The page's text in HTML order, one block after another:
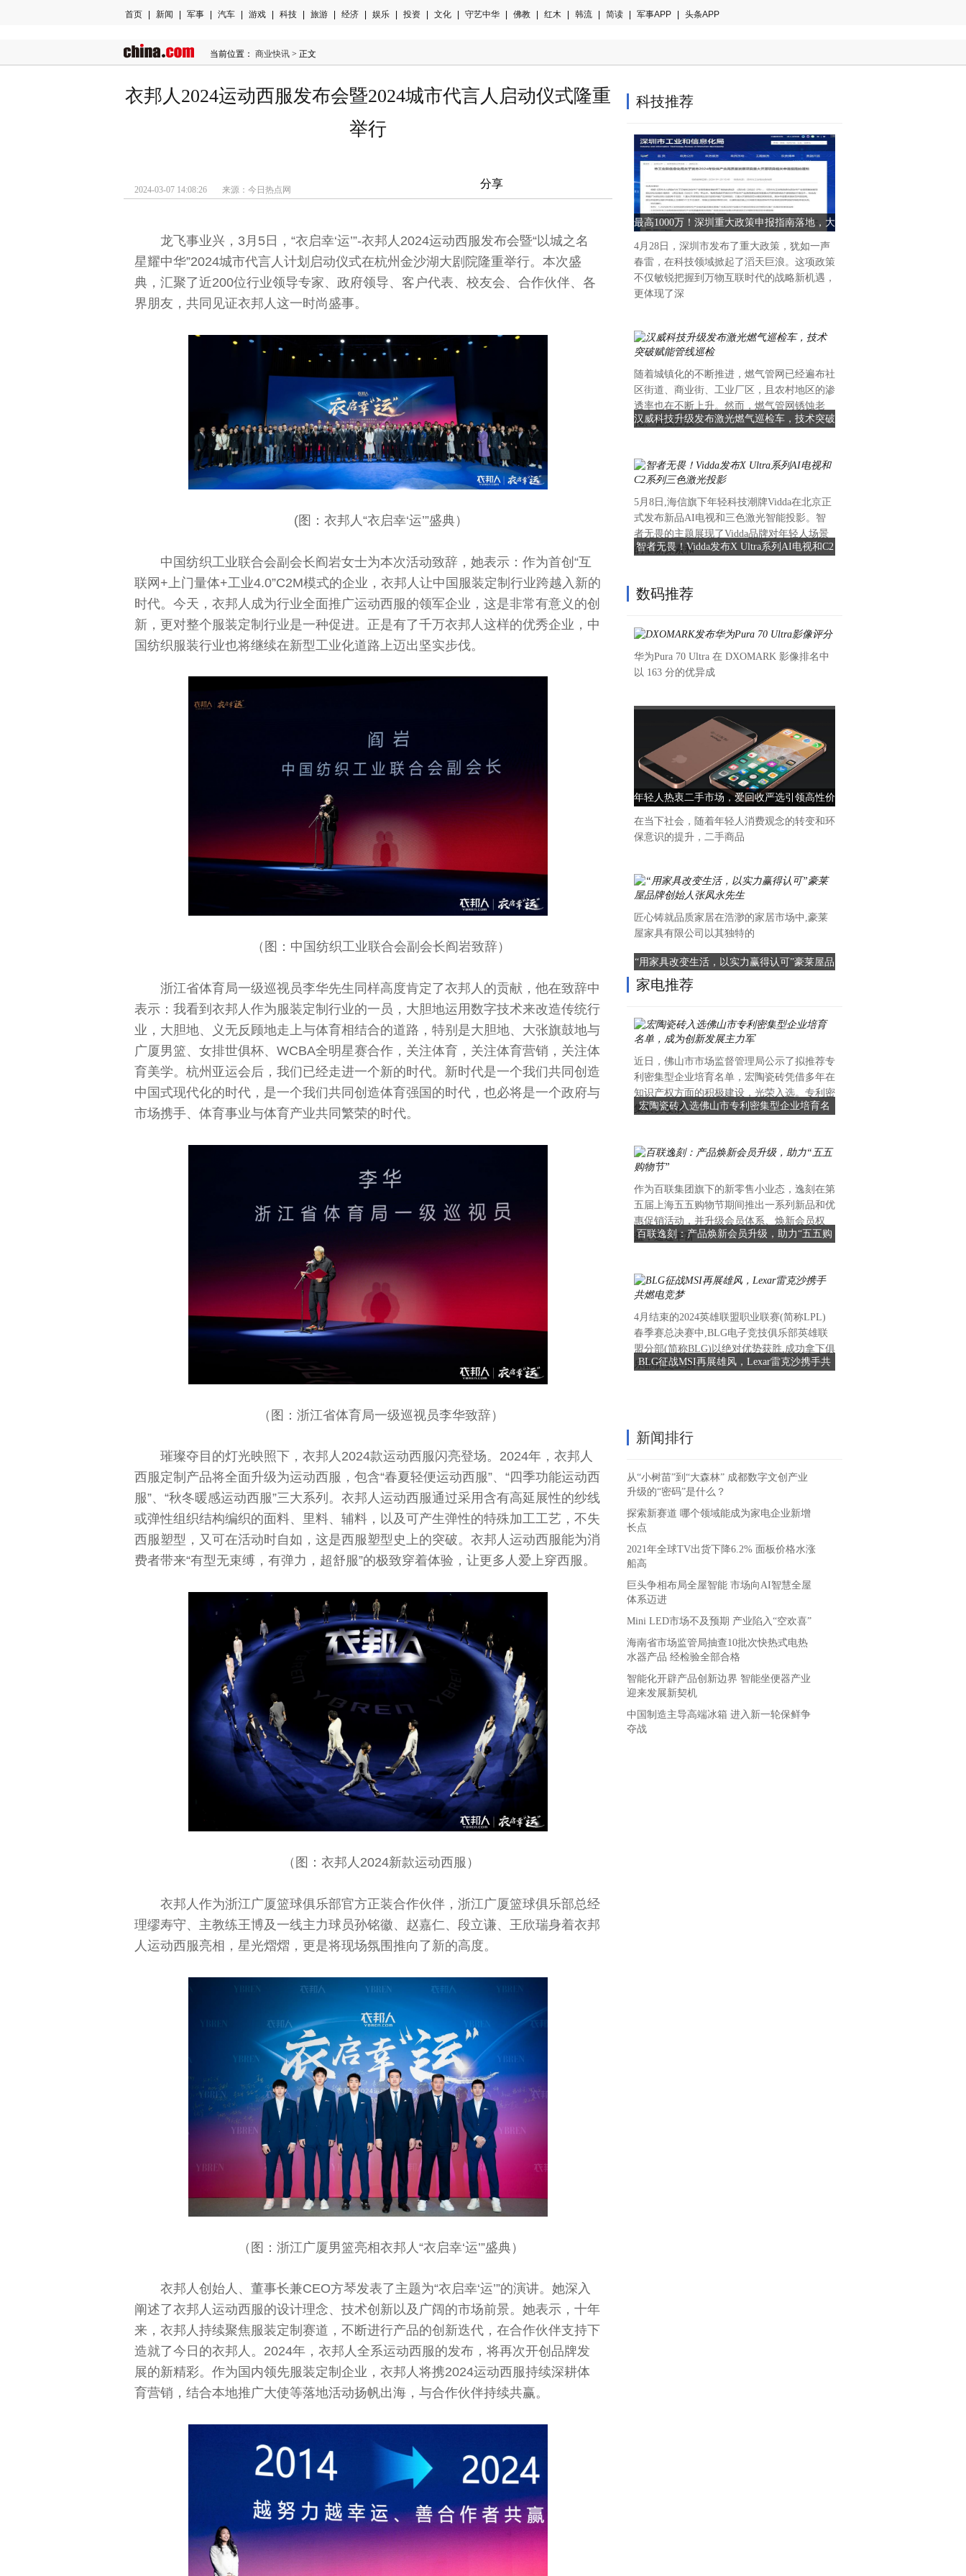
首页 新闻 军事 汽车 游戏 科技 旅游 经济 娱乐 投资 文化 守艺中华 佛教 红木 韩流 简读 军事APP 头条APP
当前位置： 商业快讯 > 正文
衣邦人2024运动西服发布会暨2024城市代言人启动仪式隆重
举行
2024-03-07 14:08:26 来源：今日热点网 分享
龙飞事业兴，3月5日，“衣启幸‘运’”-衣邦人2024运动西服发布会暨“以城之名
星耀中华”2024城市代言人计划启动仪式在杭州金沙湖大剧院隆重举行。本次盛
典，汇聚了近200位行业领导专家、政府领导、客户代表、校友会、合作伙伴、各
界朋友，共同见证衣邦人这一时尚盛事。
(图：衣邦人“衣启幸‘运’”盛典）
中国纺织工业联合会副会长阎岩女士为本次活动致辞，她表示：作为首创“互
联网+上门量体+工业4.0”C2M模式的企业，衣邦人让中国服装定制行业跨越入新的
时代。今天，衣邦人成为行业全面推广运动西服的领军企业，这是非常有意义的创
新，更对整个服装定制行业是一种促进。正是有了千万衣邦人这样的优秀企业，中
国纺织服装行业也将继续在新型工业化道路上迈出坚实步伐。
（图：中国纺织工业联合会副会长阎岩致辞）
浙江省体育局一级巡视员李华先生同样高度肯定了衣邦人的贡献，他在致辞中
表示：我看到衣邦人作为服装定制行业的一员，大胆地运用数字技术来改造传统行
业，大胆地、义无反顾地走上与体育相结合的道路，特别是大胆地、大张旗鼓地与
广厦男篮、女排世俱杯、WCBA全明星赛合作，关注体育，关注体育营销，关注体
育美学。杭州亚运会后，我们已经走进一个新的时代。新时代是一个我们共同创造
中国式现代化的时代，是一个我们共同创造体育强国的时代，也必将是一个政府与
市场携手、体育事业与体育产业共同繁荣的时代。
（图：浙江省体育局一级巡视员李华致辞）
璀璨夺目的灯光映照下，衣邦人2024款运动西服闪亮登场。2024年，衣邦人
西服定制产品将全面升级为运动西服，包含“春夏轻便运动西服”、“四季功能运动西
服”、“秋冬暖感运动西服”三大系列。衣邦人运动西服通过采用含有高延展性的纱线
或弹性组织结构编织的面料、里料、辅料，以及可产生弹性的特殊加工工艺，不失
西服塑型，又可在活动时自如，这是西服塑型史上的突破。衣邦人运动西服能为消
费者带来“有型无束缚，有弹力，超舒服”的极致穿着体验，让更多人爱上穿西服。
（图：衣邦人2024新款运动西服）
衣邦人作为浙江广厦篮球俱乐部官方正装合作伙伴，浙江广厦篮球俱乐部总经
理缪寿守、主教练王博及一线主力球员孙铭徽、赵嘉仁、段立谦、王欣瑞身着衣邦
人运动西服亮相，星光熠熠，更是将现场氛围推向了新的高度。
（图：浙江广厦男篮亮相衣邦人“衣启幸‘运’”盛典）
衣邦人创始人、董事长兼CEO方琴发表了主题为“衣启幸‘运’”的演讲。她深入
阐述了衣邦人运动西服的设计理念、技术创新以及广阔的市场前景。她表示，十年
来，衣邦人持续聚焦服装定制赛道，不断进行产品的创新迭代，在合作伙伴支持下
造就了今日的衣邦人。2024年，衣邦人全系运动西服的发布，将再次开创品牌发
展的新精彩。作为国内领先服装定制企业，衣邦人将携2024运动西服持续深耕体
育营销，结合本地推广大使等落地活动扬帆出海，与合作伙伴持续共赢。
科技推荐
最高1000万！深圳重大政策申报指南落地，大
手笔资助鸿蒙生态企业
4月28日，深圳市发布了重大政策，犹如一声
春雷，在科技领域掀起了滔天巨浪。这项政策
不仅敏锐把握到万物互联时代的战略新机遇，
更体现了深
汉威科技升级发布激光燃气巡检车，技术突破
随着城镇化的不断推进，燃气管网已经遍布社
区街道、商业街、工业厂区，且农村地区的渗
透率也在不断上升。然而，燃气管网锈蚀老
化、管道占压
智者无畏！Vidda发布X Ultra系列AI电视和C2
5月8日,海信旗下年轻科技潮牌Vidda在北京正
式发布新品AI电视和三色激光智能投影。智
者无畏的主题展现了Vidda品牌对年轻人场景
的全新探索和
数码推荐
DXOMARK发布华为Pura 70 Ultra影像评分
华为Pura 70 Ultra 在 DXOMARK 影像排名中
以 163 分的优异成
年轻人热衷二手市场，爱回收严选引领高性价
比消费新风尚
在当下社会，随着年轻人消费观念的转变和环
保意识的提升，二手商品
“用家具改变生活，以实力赢得认可”豪莱屋品
牌创始人张凤永先生
匠心铸就品质家居在浩渺的家居市场中,豪莱
屋家具有限公司以其独特的
家电推荐
宏陶瓷砖入选佛山市专利密集型企业培育名
近日，佛山市市场监督管理局公示了拟推荐专
利密集型企业培育名单，宏陶瓷砖凭借多年在
知识产权方面的积极建设，光荣入选。专利密
集聚力发展
百联逸刻：产品焕新会员升级，助力“五五购
作为百联集团旗下的新零售小业态，逸刻在第
五届上海五五购物节期间推出一系列新品和优
惠促销活动，并升级会员体系、焕新会员权
益，通过丰富
BLG征战MSI再展雄风，Lexar雷克沙携手共
4月结束的2024英雄联盟职业联赛(简称LPL)
春季赛总决赛中,BLG电子竞技俱乐部英雄联
盟分部(简称BLG)以绝对优势获胜,成功拿下俱
乐部队史上第一
新闻排行
从“小树苗”到“大森林” 成都数字文创产业
升级的“密码”是什么？
探索新赛道 哪个领域能成为家电企业新增
长点
2021年全球TV出货下降6.2% 面板价格水涨
船高
巨头争相布局全屋智能 市场向AI智慧全屋
体系迈进
Mini LED市场不及预期 产业陷入“空欢喜”
海南省市场监管局抽查10批次快热式电热
水器产品 经检验全部合格
智能化开辟产品创新边界 智能坐便器产业
迎来发展新契机
中国制造主导高端冰箱 进入新一轮保鲜争
夺战